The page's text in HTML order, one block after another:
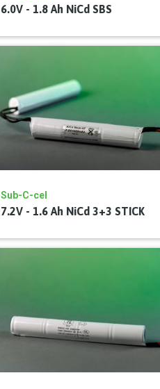
6.0V - 1.8 Ah NiCd SBS
Sub-C-cel
7.2V - 1.6 Ah NiCd 3+3 STICK